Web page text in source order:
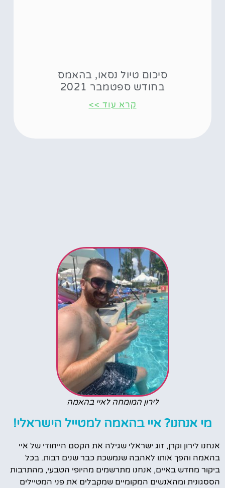
סיכום טיול נסאו, בהאמס
בחודש ספטמבר 2021
קרא עוד >>
לירון המומחה לאיי בהאמה
מי אנחנו? איי בהאמה למטייל הישראלי!
אנחנו לירון וקרן, זוג ישראלי שגילה את הקסם הייחודי של איי
בהאמה והפך אותו לאהבה שנמשכת כבר שנים רבות. בכל
ביקור מחדש באיים, אנחנו מתרשמים מהיופי הטבעי, מהתרבות
הססגונית ומהאנשים המקומיים שמקבלים את פני המטיילים